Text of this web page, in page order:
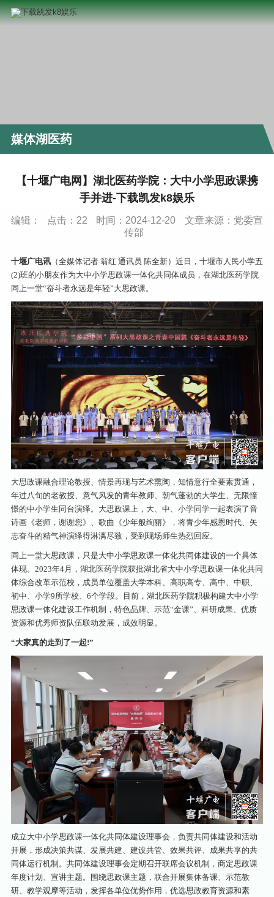
媒体湖医药
【十堰广电网】湖北医药学院：大中小学思政课携
手并进-下载凯发k8娱乐
编辑： 点击： 22 时间：2024-12-20
文章来源：党委宣
传部
十堰广电讯（全媒体记者 翁红 通讯员 陈全新）近日，十堰市人民小学五
(2)班的小朋友作为大中小学思政课一体化共同体成员，在湖北医药学院
同上一堂“奋斗者永远是年轻”大思政课。
大思政课融合理论教授、情景再现与艺术熏陶，知情意行全要素贯通，
年过八旬的老教授、意气风发的青年教师、朝气蓬勃的大学生、无限憧
憬的中小学生同台演绎。大思政课上，大、中、小学同学一起表演了音
诗画《老师，谢谢您》、歌曲《少年般绚丽》，将青少年感恩时代、矢
志奋斗的精气神演绎得淋漓尽致，受到现场师生热烈回应。
同上一堂大思政课，只是大中小学思政课一体化共同体建设的一个具体
体现。2023年4月，湖北医药学院获批湖北省大中小学思政课一体化共同
体综合改革示范校，成员单位覆盖大学本科、高职高专、高中、中职、
初中、小学9所学校、6个学段。目前，湖北医药学院积极构建大中小学
思政课一体化建设工作机制，特色品牌、示范“金课”、科研成果、优质
资源和优秀师资队伍联动发展，成效明显。
“大家真的走到了一起!”
成立大中小学思政课一体化共同体建设理事会，负责共同体建设和活动
开展，形成决策共谋、发展共建、建设共管、效果共评、成果共享的共
同体运行机制。共同体建设理事会定期召开联席会议机制，商定思政课
年度计划、宣讲主题。围绕思政课主题，联合开展集体备课、示范教
研、教学观摩等活动，发挥各单位优势作用，优选思政教育资源和素